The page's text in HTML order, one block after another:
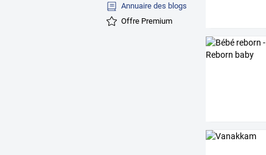
Annuaire des blogs
Offre Premium